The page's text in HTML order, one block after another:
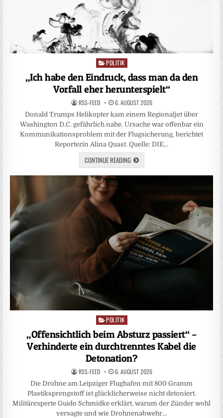
Posted
in
POLITIK
„Ich habe den Eindruck, dass man da den
Vorfall eher herunterspielt“
RSS-FEED 6. AUGUST 2026
Donald Trumps Helikopter kam einem Regionaljet über
Washington D.C. gefährlich nahe. Ursache war offenbar ein
Kommunikationsproblem mit der Flugsicherung, berichtet
Reporterin Alina Quast. Quelle: DIE…
CONTINUE READING
Posted
POLITIK
„Offensichtlich beim Absturz passiert“ –
Verhinderte ein durchtrenntes Kabel die
Detonation?
RSS-FEED 6. AUGUST 2026
Die Drohne am Leipziger Flughafen mit 800 Gramm
Plastiksprengstoff ist glücklicherweise nicht detoniert.
Militärexperte Guido Schmidke erklärt, warum der Zünder wohl
versagte und wie Drohnenabwehr…